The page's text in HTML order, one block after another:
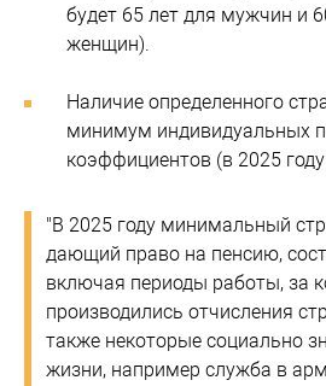
будет 65 лет для мужчин и
женщин).
Наличие определенного
минимум индивидуальных
коэффициентов (в 2025
"В 2025 году минимальный
дающий право на пенсию,
включая периоды работы, за
производились отчисления
также некоторые социально
жизни, например служба в